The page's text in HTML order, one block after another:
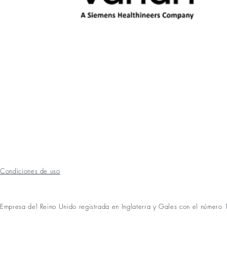
Condiciones de uso
Empresa del Reino Unido registrada en Inglaterra y Gales con el